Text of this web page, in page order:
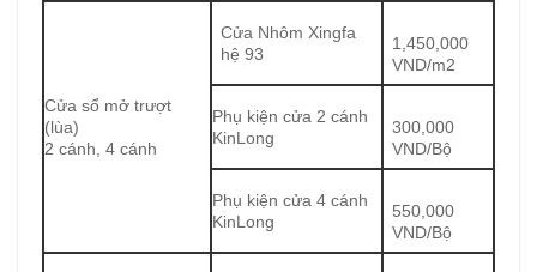
Cửa sổ mở trượt
(lùa)
2 cánh, 4 cánh
Cửa Nhôm Xingfa
hệ 93
1,450,000
VND/m2
Phụ kiện cửa 2 cánh
KinLong
300,000
VND/Bộ
Phụ kiện cửa 4 cánh
KinLong
550,000
VND/Bộ